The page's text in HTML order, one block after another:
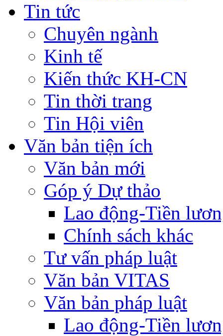
Tin tức
Chuyên ngành
Kinh tế
Kiến thức KH-CN
Tin thời trang
Tin Hội viên
Văn bản tiện ích
Văn bản mới
Góp ý Dự thảo
Lao động-Tiền
Chính sách khác
Tư vấn pháp luật
Văn bản VITAS
Văn bản pháp luật
Lao động-Tiền